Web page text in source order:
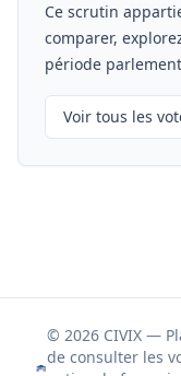
Ce scrutin
comparer,
période
Voir tous les
© 2026 CIVIX —
de consulter les